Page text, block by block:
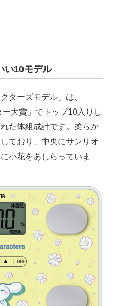
い10モデル
ターズモデル」は、
ー大賞」でトップ10入りし
た体組成計です。柔らか
ており、中央にサンリオ
小花をあしらっていま